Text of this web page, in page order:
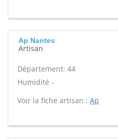
Ap Nantes
Artisan
Département: 44
Humidité -
Voir la fiche artisan : Ap